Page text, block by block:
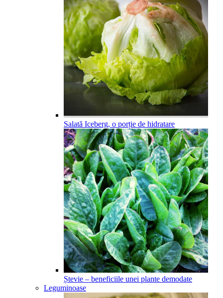
Salată Iceberg, o porție de hidratare
Ștevie – beneficiile unei plante demodate
Leguminoase